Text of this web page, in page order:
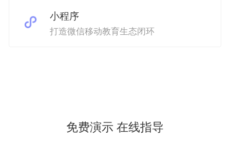
小程序
打造微信移动教育生态闭环
免费演示 在线指导